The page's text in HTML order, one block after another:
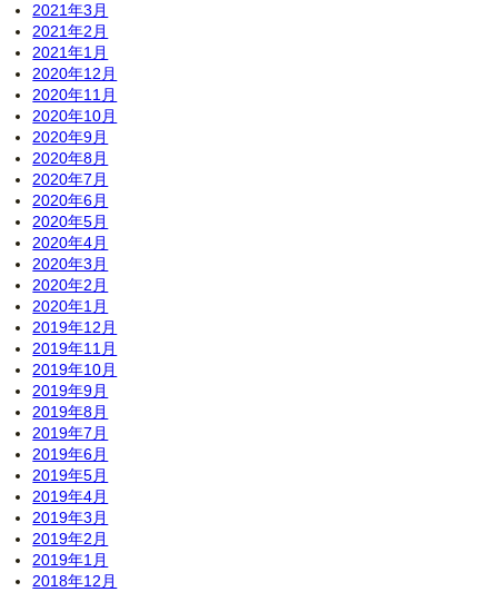
2021年3月
2021年2月
2021年1月
2020年12月
2020年11月
2020年10月
2020年9月
2020年8月
2020年7月
2020年6月
2020年5月
2020年4月
2020年3月
2020年2月
2020年1月
2019年12月
2019年11月
2019年10月
2019年9月
2019年8月
2019年7月
2019年6月
2019年5月
2019年4月
2019年3月
2019年2月
2019年1月
2018年12月